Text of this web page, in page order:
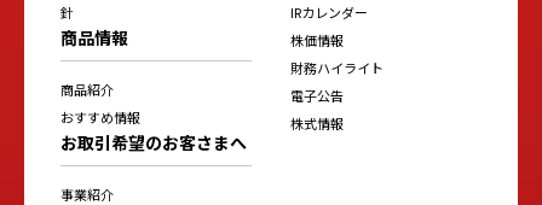
針
商品情報
商品紹介
おすすめ情報
お取引希望のお客さまへ
事業紹介
IRカレンダー
株価情報
財務ハイライト
電子公告
株式情報